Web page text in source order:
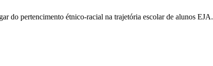
do pertencimento étnico-racial na trajetória escolar de alunos EJA.